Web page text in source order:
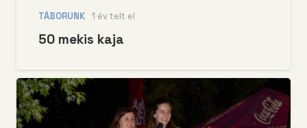
TÁBORUNK 1 év telt el
50 mekis kaja